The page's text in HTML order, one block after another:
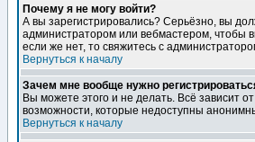
Почему я не могу войти?
А вы зарегистрировались? Серьёзно, вы
администратором или вебмастером, чтобы
если же нет, то свяжитесь с
Вернуться к началу
Зачем мне вообще нужно
Вы можете этого и не делать. Всё зависит
возможности, которые недоступны
Вернуться к началу